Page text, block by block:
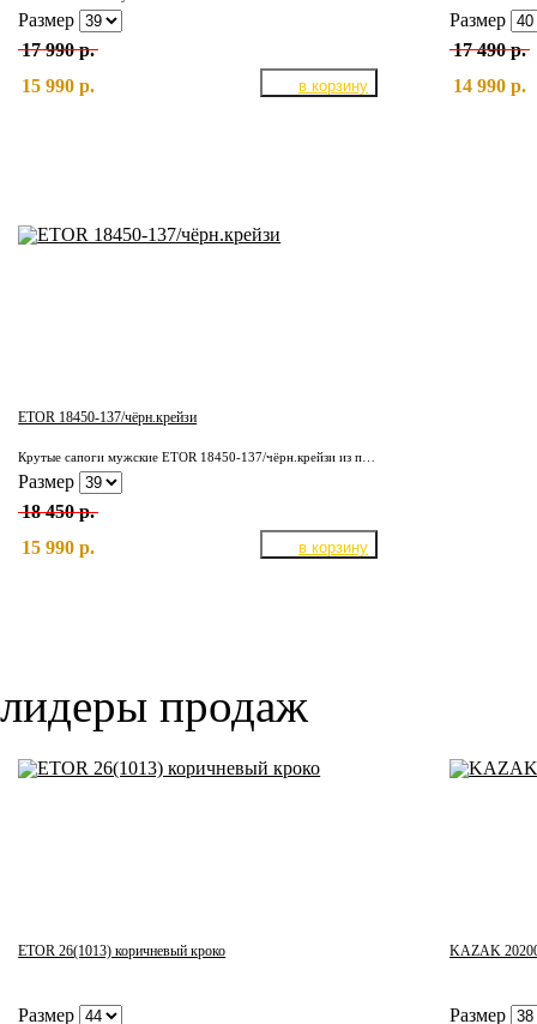
Размер
17 990 р.
15 990 р.
Размер
17 490 р.
14 990 р.
ETOR 18450-137/чёрн.крейзи
Крутые сапоги мужские ETOR 18450-137/чёрн.крейзи из плотной кожи КРС. Подкладка полностью из отборной, натуральной кожи. Надёжная, износостойкая подошва.
Размер
18 450 р.
15 990 р.
лидеры продаж
ETOR 26(1013) коричневый кроко
Размер
KAZAK
Размер